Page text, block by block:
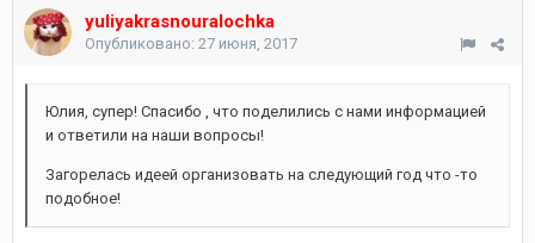
yuliyakrasnouralochka
Опубликовано: 27 июня, 2017
Юлия, супер! Спасибо , что поделились с нами информацией
и ответили на наши вопросы!
Загорелась идеей организовать на следующий год что -то
подобное!